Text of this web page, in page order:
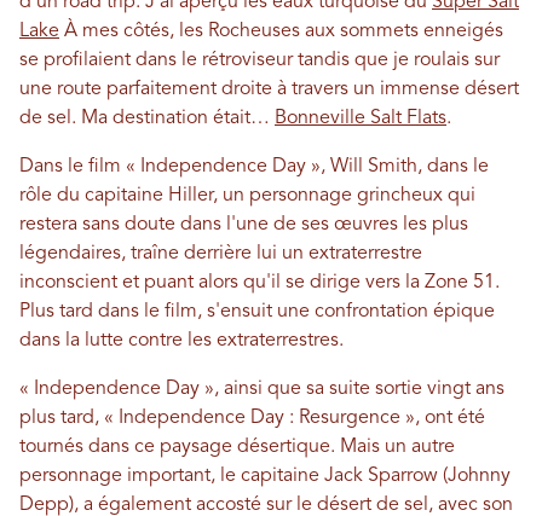
Lake À mes côtés, les Rocheuses aux sommets enneigés
se profilaient dans le rétroviseur tandis que je roulais sur
une route parfaitement droite à travers un immense désert
de sel. Ma destination était… Bonneville Salt Flats.
Dans le film « Independence Day », Will Smith, dans le
rôle du capitaine Hiller, un personnage grincheux qui
restera sans doute dans l'une de ses œuvres les plus
légendaires, traîne derrière lui un extraterrestre
inconscient et puant alors qu'il se dirige vers la Zone 51.
Plus tard dans le film, s'ensuit une confrontation épique
dans la lutte contre les extraterrestres.
« Independence Day », ainsi que sa suite sortie vingt ans
plus tard, « Independence Day : Resurgence », ont été
tournés dans ce paysage désertique. Mais un autre
personnage important, le capitaine Jack Sparrow (Johnny
Depp), a également accosté sur le désert de sel, avec son